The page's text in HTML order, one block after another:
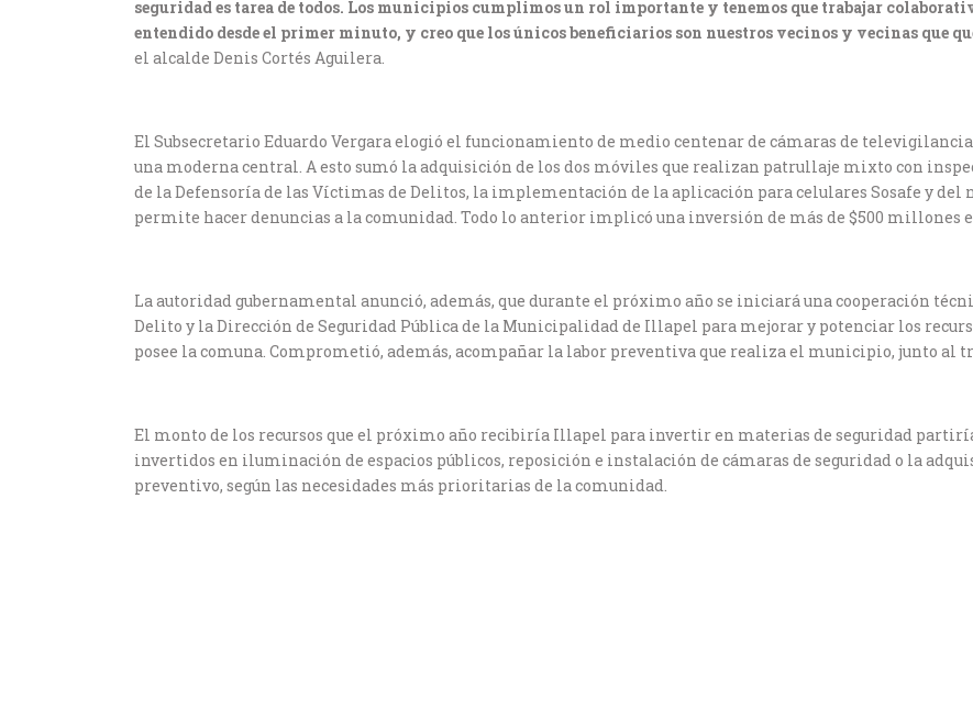
seguridad es tarea de todos. Los municipios cumplimos un rol importante y tenemos que trabajar
entendido desde el primer minuto, y creo que los únicos beneficiarios son nuestros vecinos y vecinas que
el alcalde Denis Cortés Aguilera.
El Subsecretario Eduardo Vergara elogió el funcionamiento de medio centenar de cámaras de
una moderna central. A esto sumó la adquisición de los dos móviles que realizan patrullaje mixto con
de la Defensoría de las Víctimas de Delitos, la implementación de la aplicación para celulares Sosafe y del
permite hacer denuncias a la comunidad. Todo lo anterior implicó una inversión de más de $500 millones
La autoridad gubernamental anunció, además, que durante el próximo año se iniciará una cooperación
Delito y la Dirección de Seguridad Pública de la Municipalidad de Illapel para mejorar y potenciar los
posee la comuna. Comprometió, además, acompañar la labor preventiva que realiza el municipio, junto al
El monto de los recursos que el próximo año recibiría Illapel para invertir en materias de seguridad
invertidos en iluminación de espacios públicos, reposición e instalación de cámaras de seguridad o la
preventivo, según las necesidades más prioritarias de la comunidad.